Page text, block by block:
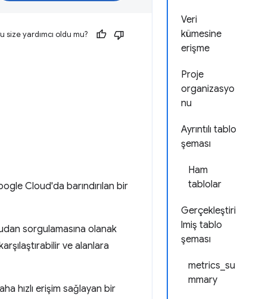
Veri
kümesine
erişme
Proje
organizasyo
nu
Ayrıntılı tablo
şeması
Ham
tablolar
Gerçekleştiri
lmiş tablo
şeması
metrics_su
mmary
size yardımcı oldu mu?
Cloud'da barındırılan bir
sorgulamasına olanak
ve alanlara
hızlı erişim sağlayan bir